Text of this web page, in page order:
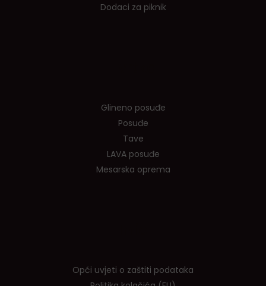
Dodaci za piknik
Glineno posuđe
Posuđe
Tave
LAVA posuđe
Mesarska oprema
Opći uvjeti o zaštiti podataka